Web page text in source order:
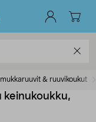
& ruuvikoukut
keinukoukku,